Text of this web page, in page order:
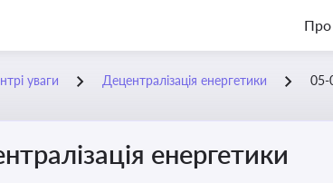
Про
уваги Децентралізація енергетики 05-
енергетики